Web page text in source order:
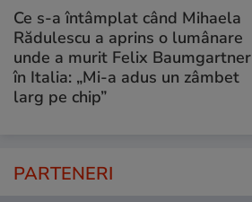
Ce s-a întâmplat când Mihaela
Rădulescu a aprins o lumânare
unde a murit Felix Baumgartner
în Italia: „Mi-a adus un zâmbet
larg pe chip”
PARTENERI